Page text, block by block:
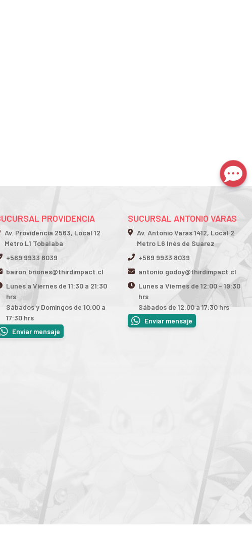
PROVIDENCIA
Av. Providencia 2563, Local 12
Metro L1 Tobalaba
+569 9933 8039
bairon.briones@thirdimpact.cl
Lunes a Viernes de 11:30 a 21:30
hrs
Sábados y Domingos de 10:00 a
17:30 hrs
Enviar mensaje
SUCURSAL ANTONIO VARAS
Av. Antonio Varas 1412, Local 2
Metro L6 Inés de Suarez
+569 9933 8039
antonio.godoy@thirdimpact.cl
Lunes a Viernes de 12:00 - 19:30
hrs
Sábados de 12:00 a 17:30 hrs
Enviar mensaje